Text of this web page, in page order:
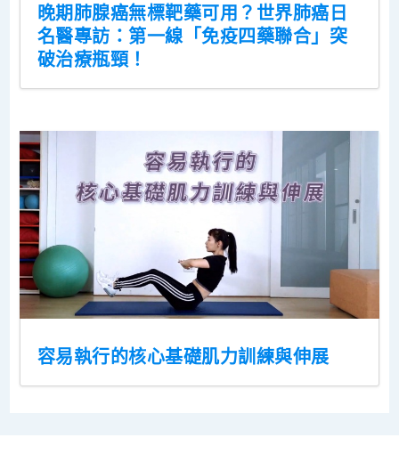
晚期肺腺癌無標靶藥可用？世界肺癌日
名醫專訪：第一線「免疫四藥聯合」突
破治療瓶頸！
容易執行的核心基礎肌力訓練與伸展